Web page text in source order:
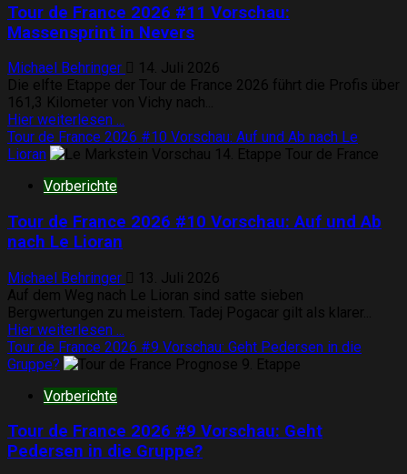
Tour de France 2026 #11 Vorschau:
Massensprint in Nevers
Michael Behringer
14. Juli 2026
Die elfte Etappe der Tour de France 2026 führt die Profis über
161,3 Kilometer von Vichy nach...
Hier weiterlesen ...
Informationen
über
2026
Massensprint
in
Nevers
Tour de France 2026 #10 Vorschau: Auf und Ab nach Le
Lioran
Vorberichte
Tour de France 2026 #10 Vorschau: Auf und Ab
nach Le Lioran
Michael Behringer
13. Juli 2026
Auf dem Weg nach Le Lioran sind satte sieben
Bergwertungen zu meistern. Tadej Pogacar gilt als klarer...
Hier weiterlesen ...
Informationen
über
2026
#10
Tour de France 2026 #9 Vorschau: Geht Pedersen in die
Gruppe?
Vorberichte
Tour de France 2026 #9 Vorschau: Geht
Pedersen in die Gruppe?